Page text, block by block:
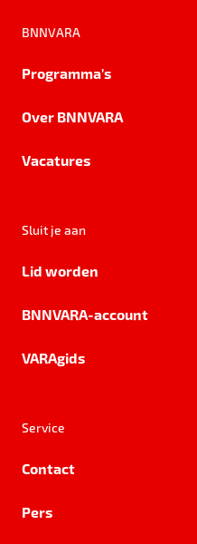
BNNVARA
Programma's
Over BNNVARA
Vacatures
Sluit je aan
Lid worden
BNNVARA-account
VARAgids
Service
Contact
Pers